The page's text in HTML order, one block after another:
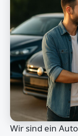
Wir sind ein